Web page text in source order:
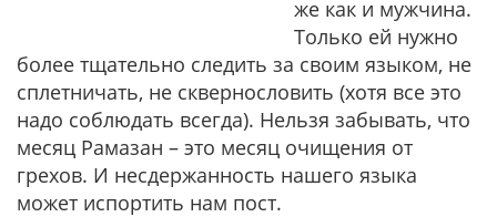
же как и мужчина.
Только ей нужно
более тщательно следить за своим языком, не
сплетничать, не сквернословить (хотя все это
надо соблюдать всегда). Нельзя забывать, что
месяц Рамазан – это месяц очищения от
грехов. И несдержанность нашего языка
может испортить нам пост.